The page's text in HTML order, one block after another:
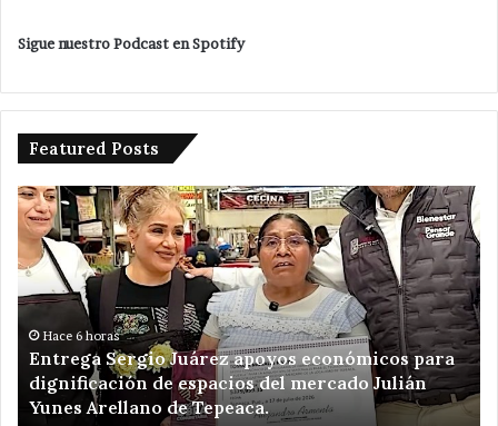
Sigue nuestro Podcast en Spotify
Featured Posts
Juárez apoyos económicos para
de espacios del mercado Julián
de Tepeaca.
Pone
en
marcha
Velazquez
Romero
un
kilómetro
de
ampliación
de
Hace 16 horas
Pone en
de